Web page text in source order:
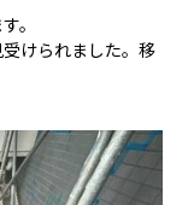
。
けられました。移